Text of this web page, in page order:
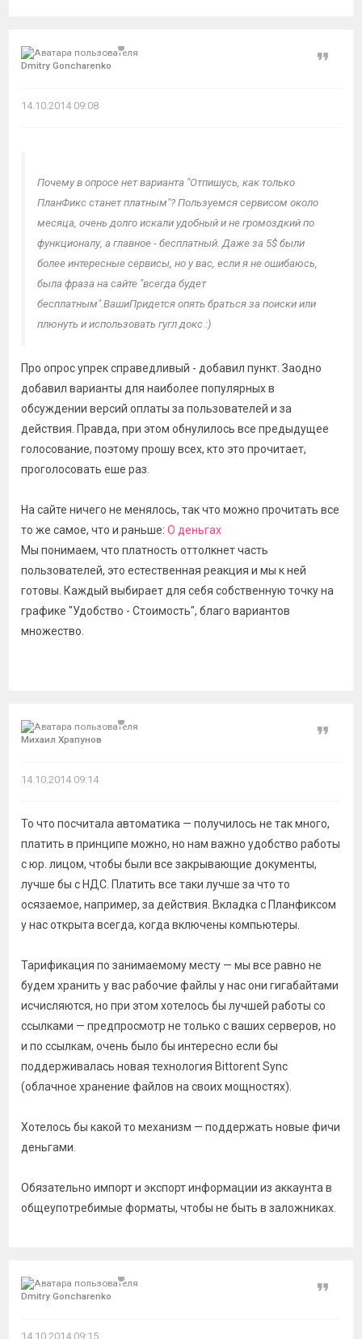
Dmitry Goncharenko
Цитата
14.10.2014 09:08
Почему в опросе нет варианта "Отпишусь, как только
ПланФикс станет платным"? Пользуемся сервисом около
месяца, очень долго искали удобный и не громоздкий по
функционалу, а главное - бесплатный. Даже за 5$ были
более интересные сервисы, но у вас, если я не ошибаюсь,
была фраза на сайте "всегда будет
бесплатным".ВашиПридется опять браться за поиски или
плюнуть и использовать гугл докс :)
Про опрос упрек справедливый - добавил пункт. Заодно
добавил варианты для наиболее популярных в
обсуждении версий оплаты за пользователей и за
действия. Правда, при этом обнулилось все предыдущее
голосование, поэтому прошу всех, кто это прочитает,
проголосовать еше раз.
На сайте ничего не менялось, так что можно прочитать все
то же самое, что и раньше: О деньгах
Мы понимаем, что платность оттолкнет часть
пользователей, это естественная реакция и мы к ней
готовы. Каждый выбирает для себя собственную точку на
графике "Удобство - Стоимость", благо вариантов
множество.
Михаил Храпунов
Цитата
14.10.2014 09:14
То что посчитала автоматика — получилось не так много,
платить в принципе можно, но нам важно удобство работы
с юр. лицом, чтобы были все закрывающие документы,
лучше бы с НДС. Платить все таки лучше за что то
осязаемое, например, за действия. Вкладка с Планфиксом
у нас открыта всегда, когда включены компьютеры.
Тарификация по занимаемому месту — мы все равно не
будем хранить у вас рабочие файлы у нас они гигабайтами
исчисляются, но при этом хотелось бы лучшей работы со
ссылками — предпросмотр не только с ваших серверов, но
и по ссылкам, очень было бы интересно если бы
поддерживалась новая технология Bittorent Sync
(облачное хранение файлов на своих мощностях).
Хотелось бы какой то механизм — поддержать новые фичи
деньгами.
Обязательно импорт и экспорт информации из аккаунта в
общеупотребимые форматы, чтобы не быть в заложниках.
Dmitry Goncharenko
Цитата
14.10.2014 09:15